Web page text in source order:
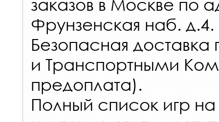
заказов в Москве по
Фрунзенская наб. д.4.
Безопасная
и Транспортными
предоплата).
Полный список игр